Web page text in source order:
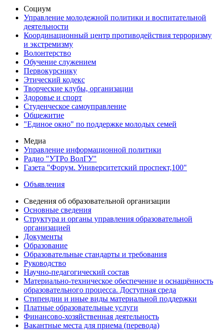
Социум
Управление молодежной политики и воспитательной
деятельности
Координационный центр противодействия терроризму
и экстремизму
Волонтерство
Обучение служением
Первокурснику
Этический кодекс
Творческие клубы, организации
Здоровье и спорт
Студенческое самоуправление
Общежитие
"Единое окно" по поддержке молодых семей
Медиа
Управление информационной политики
Радио "УТРо ВолГУ"
Газета "Форум. Университетский проспект,100"
Объявления
Сведения об образовательной организации
Основные сведения
Структура и органы управления образовательной
организацией
Документы
Образование
Образовательные стандарты и требования
Руководство
Научно-педагогический состав
Материально-техническое обеспечение и оснащённость
образовательного процесса. Доступная среда
Стипендии и иные виды материальной поддержки
Платные образовательные услуги
Финансово-хозяйственная деятельность
Вакантные места для приема (перевода)